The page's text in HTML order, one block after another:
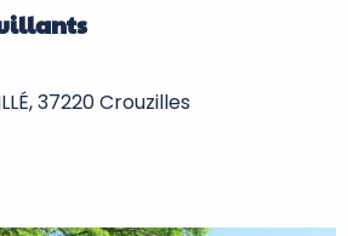
37220 Crouzilles
favoris